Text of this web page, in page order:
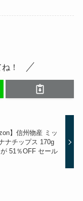
！
】信州物産 ミッ
ナチップス 170g
51％OFF セール